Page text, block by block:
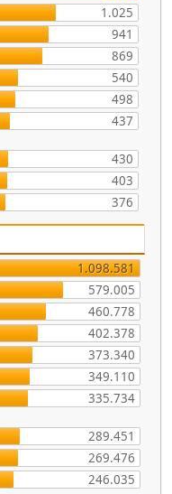
1.025
941
869
540
498
437
430
403
376
1.098.581
579.005
460.778
402.378
373.340
349.110
335.734
289.451
269.476
246.035